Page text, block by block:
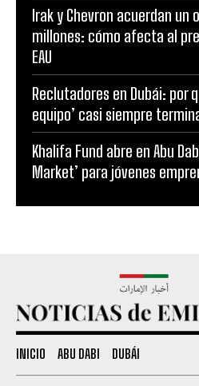
Irak y Chevron acuerdan un
millones: cómo afecta al
EAU
Reclutadores en Dubái: por
equipo’ casi siempre
Khalifa Fund abre en Abu
Market’ para jóvenes
INICIO ABU DABI DUBÁI